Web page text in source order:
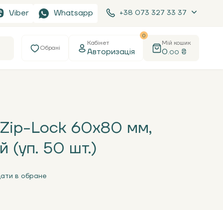
Viber Whatsapp +38 073 327 33 37
Обрані
Кабінет
Авторизація
0
Мій кошик
0.00 ₴
Zip-Lock 60х80 мм,
(уп. 50 шт.)
в обране